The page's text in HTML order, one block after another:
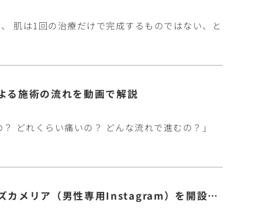
肌は1回の治療だけで完成するものではない、と
る施術の流れを動画で解説
どれくらい痛いの？ どんな流れで進むの？」
岐阜で男性美容医療をもっと身近に｜メンズカメリア（男性専用Instagram）を開設しました